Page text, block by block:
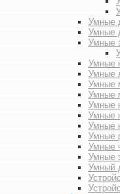
Умные
Умные
Умные
Умные
Умные
Умные
Умные
Умные
Умные
Умные
Умные
Умные
Умные
Умный